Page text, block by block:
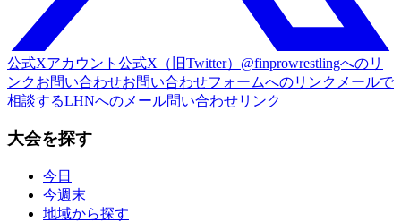
公式Xアカウント 公式X（旧Twitter）@finprowrestlingへのリ
ンクお問い合わせお問い合わせフォームへのリンク メールで
相談するLHNへのメール問い合わせリンク
大会を探す
今日
今週末
地域から探す